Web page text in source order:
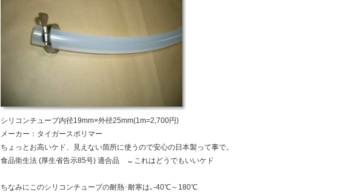
シリコンチューブ内径19mm×外径25mm(1m=2,700円)
メーカー：タイガースポリマー
ちょっとお高いケド、見えない箇所に使うので安心の日本製って事で。
食品衛生法 (厚生省告示85号) 適合品 ←これはどうでもいいケド
ちなみにこのシリコンチューブの耐熱･耐寒は､-40℃～180℃